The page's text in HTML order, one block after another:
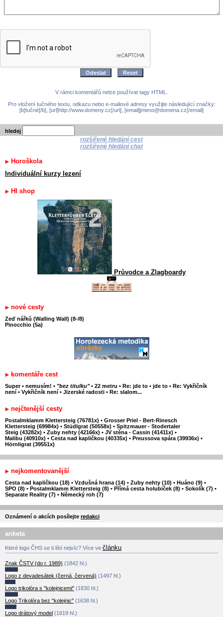
V rámci komentářů nelze používat tagy HTML.
Pro vložení tučného textu, odkazu nebo e-mailové adresy využijte následující značky:
[b]tučné[/b], [url]http://www.domeny.cz[/url], [email]jmeno@domena.cz[/email]
hledej
rozšířené hledání cest
rozšířené hledání chat
Horoškola
Individuální kurzy lezení
HI shop
Průvodce a Zlagboardy
nové cesty
Zeď nářků (Walling Wall) (8-/8)
Pinocchio (5a)
komentáře cest
Super • nemusím! • "bez titulku" • 22 metru • Re: jde to • jde to • Re: Vykřičník
není • Vykřičník není • Jizerské radosti • Re: slalom...
nejčtenější cesty
Postalmklamm Klettersteig (76781x) • Grosser Priel - Bert-Rinesch
Klettersteig (69984x) • Stüdlgrat (50558x) • Spitzmauer - Stodertaler
Steig (43282x) • Zuby nehty (42166x) • JV stěna - Cassin (41411x) •
Malibu (40910x) • Cesta nad kapličkou (40335x) • Preussova spára (39936x) •
Hörnligrat (39551x)
nejkomentovanější
Cesta nad kapličkou (18) • Vzdušná hrana (14) • Zuby nehty (10) • Huáno (9) •
SPO (8) • Postalmklamm Klettersteig (8) • Přímá cesta holubiček (8) • Sokolík (7) •
Separate Reality (7) • Německý roh (7)
Oznámení o akcích posílejte redakci
anketa
Které logo ČHS se ti líbí nejvíc? Více ve článku
Znak ČSTV (do r. 1989) (1842 hl.)
Logo z devadesátek (černá, červená) (1497 hl.)
Logo trikolóra s "kolejnicemi" (1830 hl.)
Logo Trikolóra bez "kolejnic" (1638 hl.)
Logo drátový model (1619 hl.)